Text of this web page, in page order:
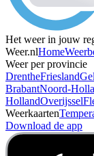
Het weer in jouw
Weer.nlHome
Weer per provincie
DrentheFriesland
BrabantNoord-
HollandOverijssel
Weerkaarten
Download de app